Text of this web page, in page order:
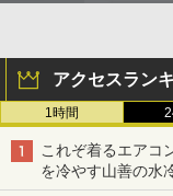
アクセスラン
1時間
これぞ着るエア
を冷やす山善の水
ち・ざ・ろーど！